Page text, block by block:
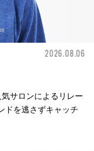
2026.08.06
サロンによるリレー
ドを逃さずキャッチ